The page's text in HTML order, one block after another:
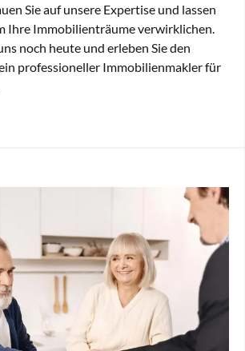
Sie auf unsere Expertise und lassen
Ihre Immobilienträume verwirklichen.
noch heute und erleben Sie den
professioneller Immobilienmakler für